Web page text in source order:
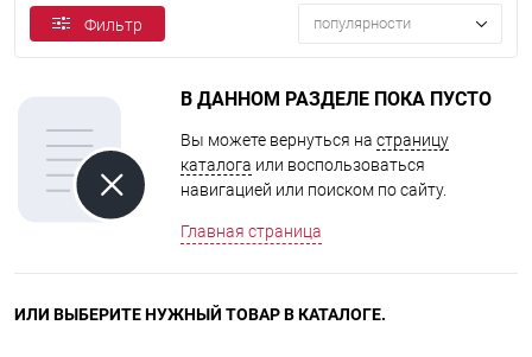
Фильтр популярности
В ДАННОМ РАЗДЕЛЕ ПОКА ПУСТО
Вы можете вернуться на страницу
каталога или воспользоваться
навигацией или поиском по сайту.
Главная страница
ИЛИ ВЫБЕРИТЕ НУЖНЫЙ ТОВАР В КАТАЛОГЕ.